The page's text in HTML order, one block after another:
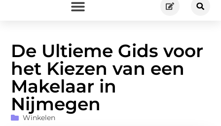
De Ultieme Gids voor
het Kiezen van een
Makelaar in
Nijmegen
Winkelen